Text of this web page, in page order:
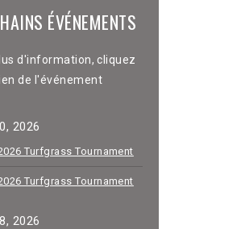
ÉVÉNEMENTS
d'information, cliquez
de l'événement
2026
Turfgrass Tournament
Turfgrass Tournament
2026